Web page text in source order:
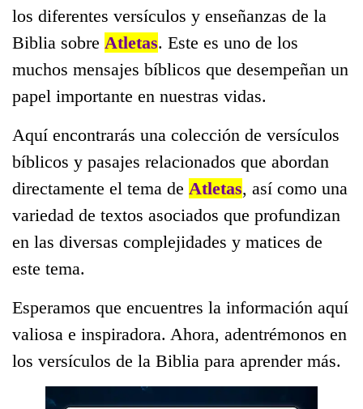
los diferentes versículos y enseñanzas de la
Biblia sobre Atletas. Este es uno de los
muchos mensajes bíblicos que desempeñan un
papel importante en nuestras vidas.
Aquí encontrarás una colección de versículos
bíblicos y pasajes relacionados que abordan
directamente el tema de Atletas, así como una
variedad de textos asociados que profundizan
en las diversas complejidades y matices de
este tema.
Esperamos que encuentres la información aquí
valiosa e inspiradora. Ahora, adentrémonos en
los versículos de la Biblia para aprender más.